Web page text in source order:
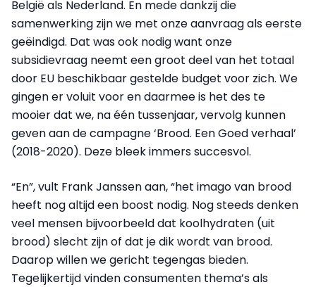
België als Nederland. En mede dankzij die
samenwerking zijn we met onze aanvraag als eerste
geëindigd. Dat was ook nodig want onze
subsidievraag neemt een groot deel van het totaal
door EU beschikbaar gestelde budget voor zich. We
gingen er voluit voor en daarmee is het des te
mooier dat we, na één tussenjaar, vervolg kunnen
geven aan de campagne ‘Brood. Een Goed verhaal’
(2018-2020). Deze bleek immers succesvol.
“En”, vult Frank Janssen aan, “het imago van brood
heeft nog altijd een boost nodig. Nog steeds denken
veel mensen bijvoorbeeld dat koolhydraten (uit
brood) slecht zijn of dat je dik wordt van brood.
Daarop willen we gericht tegengas bieden.
Tegelijkertijd vinden consumenten thema’s als